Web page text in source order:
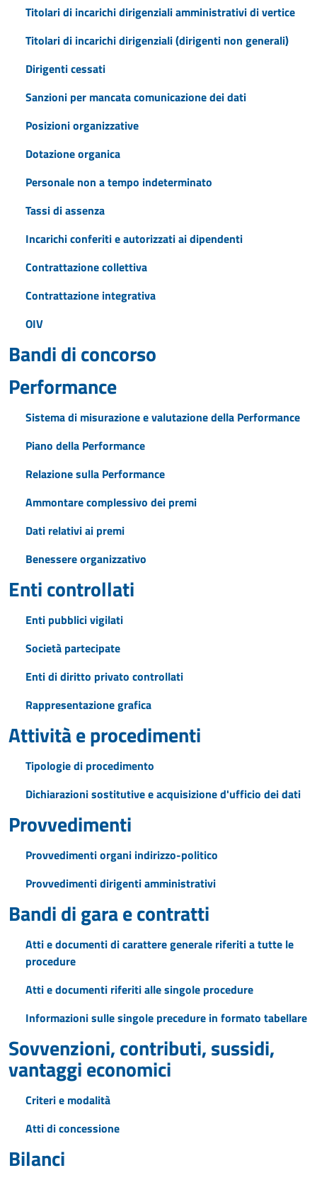
Titolari di incarichi dirigenziali amministrativi di vertice
Titolari di incarichi dirigenziali (dirigenti non generali)
Dirigenti cessati
Sanzioni per mancata comunicazione dei dati
Posizioni organizzative
Dotazione organica
Personale non a tempo indeterminato
Tassi di assenza
Incarichi conferiti e autorizzati ai dipendenti
Contrattazione collettiva
Contrattazione integrativa
OIV
Bandi di concorso
Performance
Sistema di misurazione e valutazione della Performance
Piano della Performance
Relazione sulla Performance
Ammontare complessivo dei premi
Dati relativi ai premi
Benessere organizzativo
Enti controllati
Enti pubblici vigilati
Società partecipate
Enti di diritto privato controllati
Rappresentazione grafica
Attività e procedimenti
Tipologie di procedimento
Dichiarazioni sostitutive e acquisizione d'ufficio dei dati
Provvedimenti
Provvedimenti organi indirizzo-politico
Provvedimenti dirigenti amministrativi
Bandi di gara e contratti
Atti e documenti di carattere generale riferiti a tutte le
procedure
Atti e documenti riferiti alle singole procedure
Informazioni sulle singole precedure in formato tabellare
Sovvenzioni, contributi, sussidi,
vantaggi economici
Criteri e modalità
Atti di concessione
Bilanci